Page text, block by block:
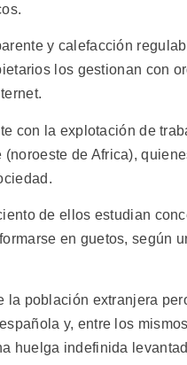
y calefacción
los gestionan con
con la explotación de
de Africa),
de ellos estudian
en guetos, según
la población extranjera
y, entre los
huelga indefinida